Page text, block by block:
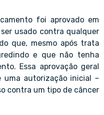
foi aprovado em
usado contra qualquer
que, mesmo após trata
e que não tenha
Essa aprovação geral
uma autorização inicial –
contra um tipo de câncer